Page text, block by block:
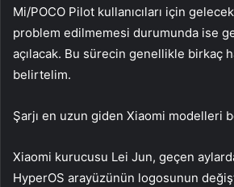
Mi/POCO Pilot kullanıcıları için
problem edilmemesi durumunda ise
açılacak. Bu sürecin genellikle birkaç
belirtelim.
Şarjı en uzun giden Xiaomi modelleri
Xiaomi kurucusu Lei Jun, geçen
HyperOS arayüzünün logosunun